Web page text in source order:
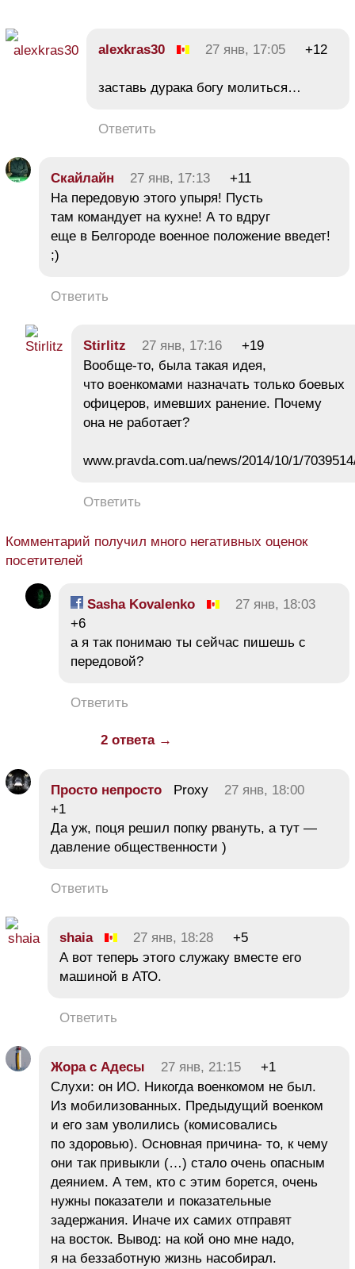
alexkras30 27 янв, 17:05 +12
заставь дурака богу молиться…
Ответить
Скайлайн 27 янв, 17:13
+11
На передовую этого упыря! Пусть
там командует на кухне! А то вдруг
еще в Белгороде военное положение введет!
;)
Ответить
Stirlitz 27 янв, 17:16
+19
Вообще-то, была такая идея,
что военкомами назначать только боевых
офицеров, имевших ранение. Почему
она не работает?
www.pravda.com.ua/news/2014/10/1/
Ответить
Комментарий получил много негативных оценок
посетителей
Sasha Kovalenko
27 янв, 18:03
+6
а я так понимаю ты сейчас пишешь с
передовой?
Ответить
2 ответа →
Просто непросто Proxy
27 янв, 18:00
+1
Да уж, поця решил попку рвануть, а тут —
давление общественности )
Ответить
shaia 27 янв, 18:28
+5
А вот теперь этого служаку вместе его
машиной в АТО.
Ответить
Жора с Адесы 27 янв, 21:15
+1
Слухи: он ИО. Никогда военкомом не был.
Из мобилизованных. Предыдущий военком
и его зам уволились (комисовались
по здоровью). Основная причина- то, к чему
они так привыкли (…) стало очень опасным
деянием. А тем, кто с этим борется, очень
нужны показатели и показательные
задержания. Иначе их самих отправят
на восток. Вывод: на кой оно мне надо,
я на беззаботную жизнь насобирал.